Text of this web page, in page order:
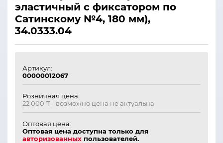
эластичный с фиксатором по
Сатинскому №4, 180 мм),
34.0333.04
Артикул:
00000012067
Розничная цена:
22 000 ₸ - возможно цена не актуальна
Оптовая цена:
Оптовая цена доступна только для
авторизованных пользователей.